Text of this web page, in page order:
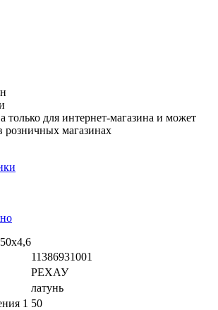
только для интернет-магазина и может
розничных магазинах
11386931001
РЕХАУ
латунь
1 50